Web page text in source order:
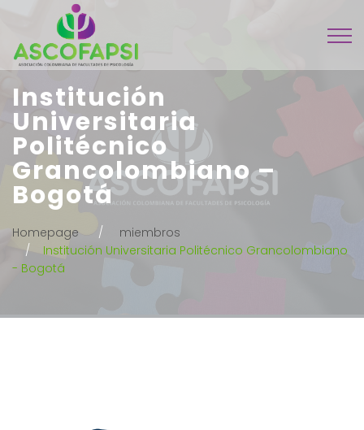
Institución
Universitaria
Politécnico
Grancolombiano –
Bogotá
Homepage
miembros
Institución Universitaria Politécnico Grancolombiano
- Bogotá